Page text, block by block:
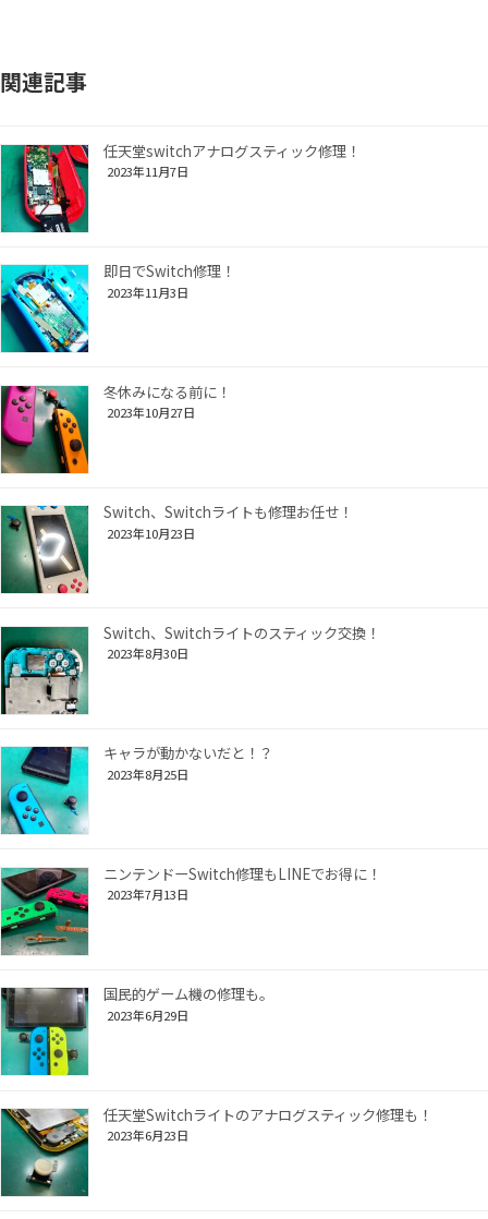
関連記事
任天堂switchアナログスティック修理！
2023年11月7日
即日でSwitch修理！
2023年11月3日
冬休みになる前に！
2023年10月27日
Switch、Switchライトも修理お任せ！
2023年10月23日
Switch、Switchライトのスティック交換！
2023年8月30日
キャラが動かないだと！？
2023年8月25日
ニンテンドーSwitch修理もLINEでお得に！
2023年7月13日
国民的ゲーム機の修理も。
2023年6月29日
任天堂Switchライトのアナログスティック修理も！
2023年6月23日